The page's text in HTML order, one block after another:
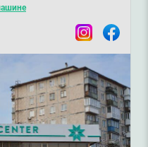
InstagramFacebook